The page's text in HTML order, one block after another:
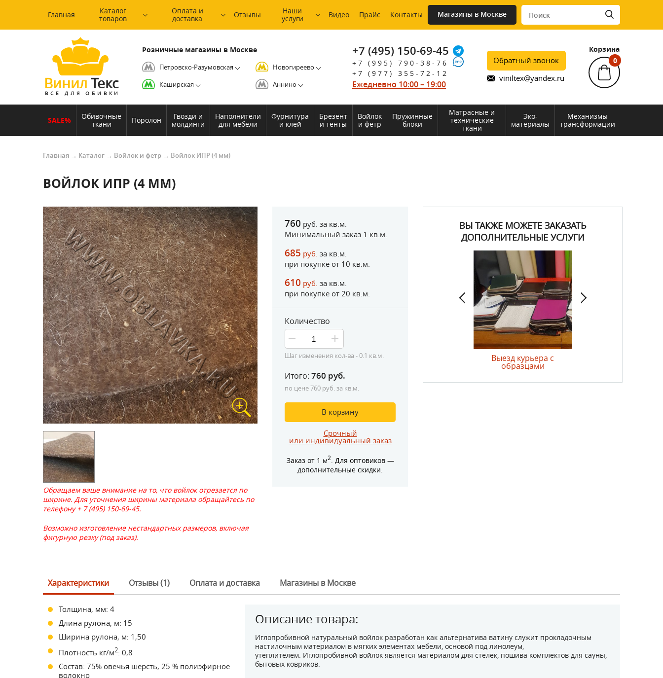
Главная
Каталог
товаров
Оплата и
доставка
Отзывы
Наши
услуги
Видео Прайс Контакты Магазины в Москве
Винил Текс
ВСЕ ДЛЯ ОБИВКИ
Розничные магазины в Москве
Петровско-Разумовская
Каширская
Новогиреево
Аннино
+7 (495) 150-69-45
+7 (995) 790-38-76
+7 (977) 355-72-12
Ежедневно 10:00 – 19:00
Обратный звонок
viniltex@yandex.ru
Корзина
0
SALE%
Обивочные
ткани
Поролон
Гвозди и
молдинги
Наполнители
для мебели
Фурнитура
и клей
Брезент
и тенты
Войлок
и фетр
Пружинные
блоки
Матрасные и
технические
ткани
Эко-
материалы
Механизмы
трансформации
Главная → Каталог → Войлок и фетр → Войлок ИПР (4 мм)
ВОЙЛОК ИПР (4 ММ)
Обращаем ваше внимание на то, что войлок отрезается по
ширине. Для уточнения ширины материала обращайтесь по
телефону + 7 (495) 150-69-45.
Возможно изготовление нестандартных размеров, включая
фигурную резку (под заказ).
760 руб. за кв.м.
Минимальный заказ 1 кв.м.
685 руб. за кв.м.
при покупке от 10 кв.м.
610 руб. за кв.м.
при покупке от 20 кв.м.
Количество
Шаг изменения кол-ва - 0.1 кв.м.
Итого: 760 руб.
по цене760 руб. за кв.м.
В корзину
Срочный
или индивидуальный заказ
Заказ от 1 м2. Для оптовиков —
дополнительные скидки.
ВЫ ТАКЖЕ МОЖЕТЕ ЗАКАЗАТЬ
ДОПОЛНИТЕЛЬНЫЕ УСЛУГИ
Выезд курьера с
образцами
Характеристики Отзывы (1) Оплата и доставка Магазины в Москве
Толщина, мм: 4
Длина рулона, м: 15
Ширина рулона, м: 1,50
Плотность кг/м2: 0,8
Состав: 75% овечья шерсть, 25 % полиэфирное
волокно
Описание товара:
Иглопробивной натуральный войлок разработан как альтернатива ватину служит прокладочным
настилочным материалом в мягких элементах мебели, основой под линолеум,
утеплителем. Иглопробивной войлок является материалом для стелек, пошива комплектов для сауны,
бытовых ковриков.